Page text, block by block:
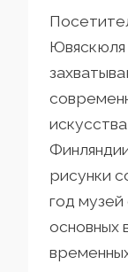
Ювяскюля
рисунки
год музей
основных